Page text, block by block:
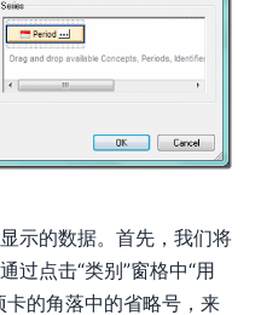
示的数据。首先，我们将
过点击“类别”窗格中“用
卡的角落中的省略号，来